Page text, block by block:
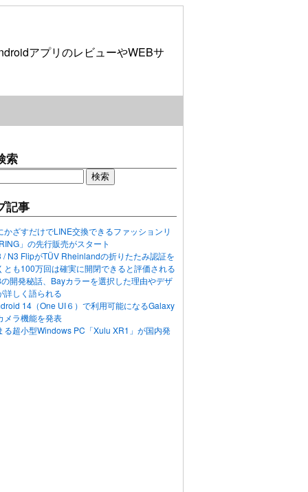
アプリのレビューやWEBサ
索
記事
かざすだけでLINE交換できるファッションリ
」の先行販売がスタート
/ N3 FlipがTÜV Rheinlandの折りたたみ認証を
とも100万回は確実に開閉できると評価される
開発秘話、Bayカラーを選択した理由やデザ
詳しく語られる
14（One UI６）で利用可能になるGalaxy
メラ機能を発表
る超小型Windows PC「Xulu XR1」が国内発